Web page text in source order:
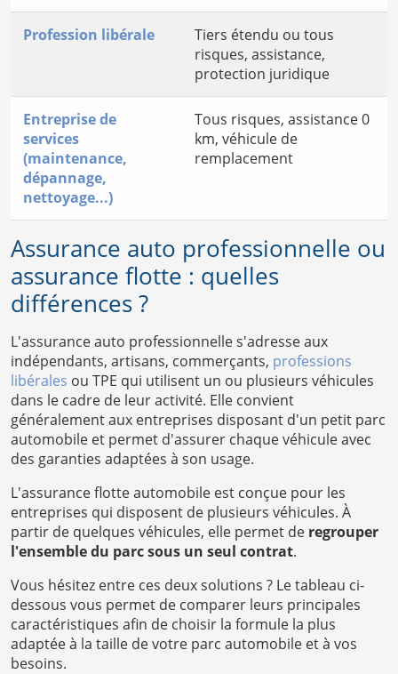
Profession libérale
Tiers étendu ou tous
risques, assistance,
protection juridique
Entreprise de
services
(maintenance,
dépannage,
nettoyage...)
Tous risques, assistance 0
km, véhicule de
remplacement
Assurance auto professionnelle ou
assurance flotte : quelles
différences ?
L'assurance auto professionnelle s'adresse aux
indépendants, artisans, commerçants, professions
libérales ou TPE qui utilisent un ou plusieurs véhicules
dans le cadre de leur activité. Elle convient
généralement aux entreprises disposant d'un petit parc
automobile et permet d'assurer chaque véhicule avec
des garanties adaptées à son usage.
L'assurance flotte automobile est conçue pour les
entreprises qui disposent de plusieurs véhicules. À
partir de quelques véhicules, elle permet de regrouper
l'ensemble du parc sous un seul contrat.
Vous hésitez entre ces deux solutions ? Le tableau ci-
dessous vous permet de comparer leurs principales
caractéristiques afin de choisir la formule la plus
adaptée à la taille de votre parc automobile et à vos
besoins.